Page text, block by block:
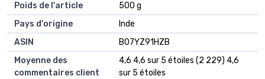
Poids de l'article
‎500 g
Pays d'origine
‎Inde
ASIN
B07YZ91HZB
Moyenne des
commentaires client
4,6 4,6 sur 5 étoiles (2 229) 4,6
sur 5 étoiles